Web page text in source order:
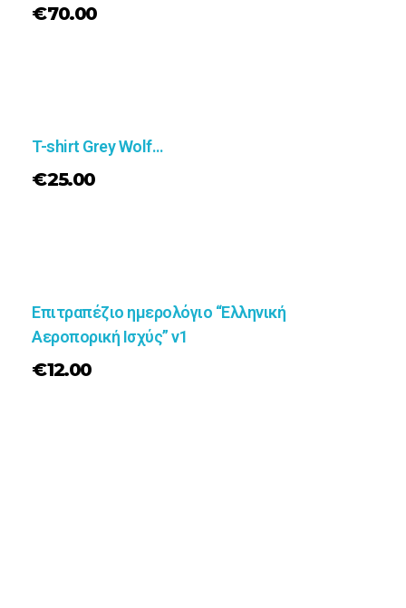
€70.00
T-shirt Grey Wolf…
€25.00
Επιτραπέζιο ημερολόγιο “Ελληνική
Αεροπορική Ισχύς” v1
€12.00